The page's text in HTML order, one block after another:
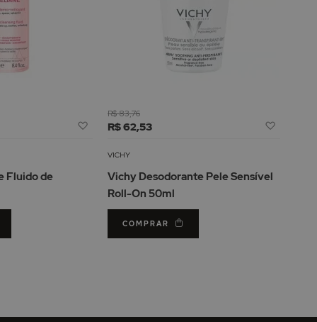
Adicionar
Lista
Desejos
Fluido de
R$ 62,53
R$ 83,76
VICHY
Vichy Desodorante Pele Sensível
Roll-On 50ml
COMPRAR